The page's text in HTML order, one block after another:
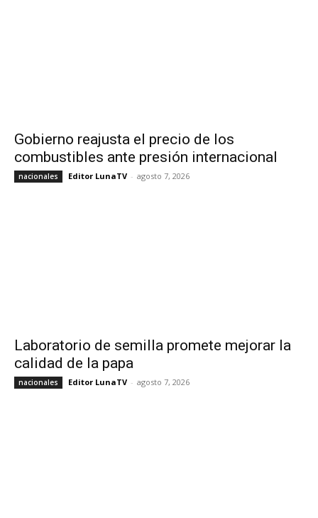
Gobierno reajusta el precio de los
combustibles ante presión internacional
nacionales Editor LunaTV - agosto 7, 2026
Laboratorio de semilla promete mejorar la
calidad de la papa
nacionales Editor LunaTV - agosto 7, 2026